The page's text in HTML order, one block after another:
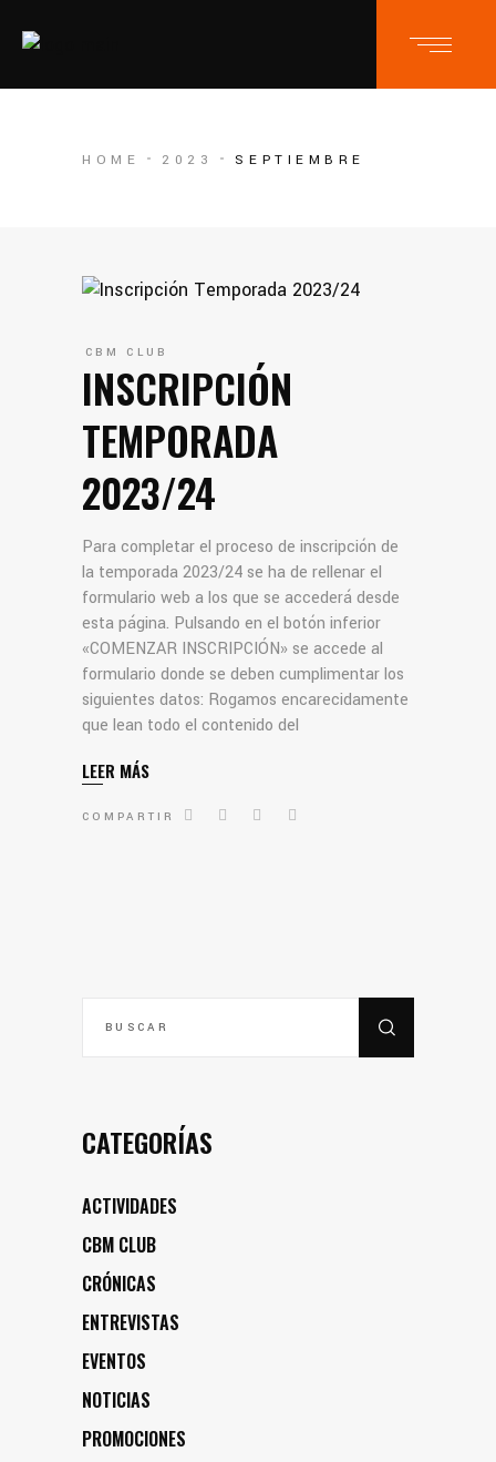
HOME 2023 SEPTIEMBRE
CBM CLUB
INSCRIPCIÓN
TEMPORADA
2023/24
Para completar el proceso de inscripción de
la temporada 2023/24 se ha de rellenar el
formulario web a los que se accederá desde
esta página. Pulsando en el botón inferior
«COMENZAR INSCRIPCIÓN» se accede al
formulario donde se deben cumplimentar los
siguientes datos: Rogamos encarecidamente
que lean todo el contenido del
LEER MÁS
COMPARTIR
CATEGORÍAS
ACTIVIDADES
CBM CLUB
CRÓNICAS
ENTREVISTAS
EVENTOS
NOTICIAS
PROMOCIONES